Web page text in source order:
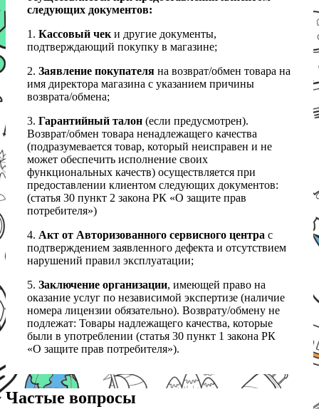
следующих документов:
1. Кассовый чек и другие документы,
подтверждающий покупку в магазине;
2. Заявление покупателя на возврат/обмен товара на
имя директора магазина с указанием причины
возврата/обмена;
3. Гарантийный талон (если предусмотрен).
Возврат/обмен товара ненадлежащего качества
(подразумевается товар, который неисправен и не
может обеспечить исполнение своих
функциональных качеств) осуществляется при
предоставлении клиентом следующих документов:
(статья 30 пункт 2 закона РК «О защите прав
потребителя»)
4. Акт от Авторизованного сервисного центра с
подтверждением заявленного дефекта и отсутствием
нарушений правил эксплуатации;
5. Заключение организации, имеющей право на
оказание услуг по независимой экспертизе (наличие
номера лицензии обязательно). Возврату/обмену не
подлежат: Товары надлежащего качества, которые
были в употреблении (статья 30 пункт 1 закона РК
«О защите прав потребителя»).
Частые вопросы